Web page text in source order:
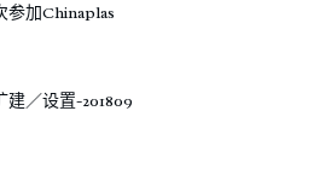
参加Chinaplas
建／设置-201809